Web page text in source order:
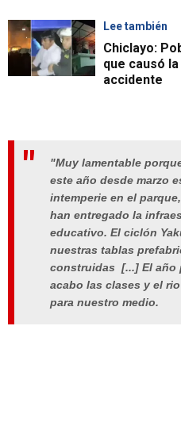
Lee también
Chiclayo:
que causó
accidente
"Muy lamentable
este año desde marzo
intemperie en el
han entregado la
educativo. El ciclón
nuestras tablas
construidas [...] El año
acabo las clases y el
para nuestro medio.